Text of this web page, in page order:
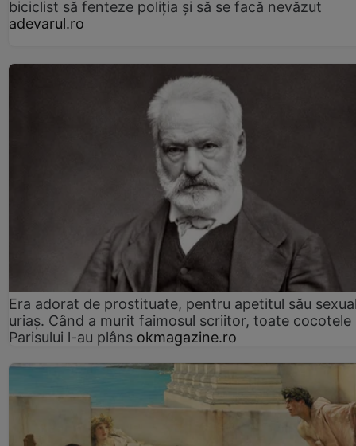
biciclist să fenteze poliția și să se facă nevăzut
adevarul.ro
Era adorat de prostituate, pentru apetitul său
uriaș. Când a murit faimosul scriitor, toate cocotele
Parisului l-au plâns okmagazine.ro